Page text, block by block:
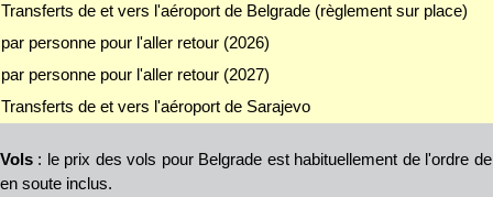
Transferts de et vers l'aéroport de Belgrade (règlement sur place)
par personne pour l'aller retour (2026)
par personne pour l'aller retour (2027)
Transferts de et vers l'aéroport de Sarajevo
Vols : le prix des vols pour Belgrade est habituellement de l'ordre
en soute inclus.